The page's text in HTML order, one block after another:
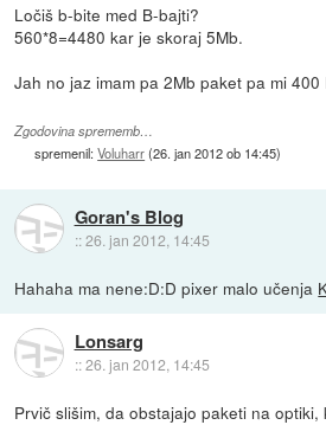
Ločiš b-bite med B-bajti?
560*8=4480 kar je skoraj 5Mb.
Jah no jaz imam pa 2Mb paket pa mi 400
Zgodovina sprememb…
spremenil:Voluharr(26. jan 2012 ob 14:45)
Goran's Blog
::26. jan 2012, 14:45
Hahaha ma nene:D:D pixer malo učenja
Lonsarg
::26. jan 2012, 14:45
Prvič slišim, da obstajajo paketi na optiki,